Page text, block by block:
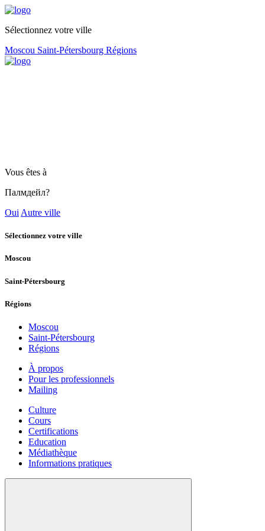
Sélectionnez votre ville
Moscou Saint-Pétersbourg Régions
Vous êtes à
Палмдейл?
Oui Autre ville
Sélectionnez votre ville
Moscou
Saint-Pétersbourg
Régions
Moscou
Saint-Pétersbourg
Régions
À propos
Pour les professionnels
Mailing
Culture
Cours
Certifications
Education
Médiathèque
Informations pratiques